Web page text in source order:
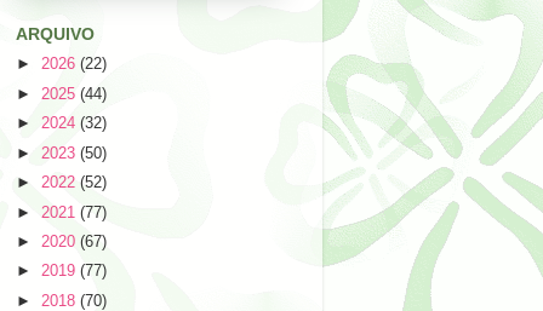
ARQUIVO
► 2026 (22)
► 2025 (44)
► 2024 (32)
► 2023 (50)
► 2022 (52)
► 2021 (77)
► 2020 (67)
► 2019 (77)
► 2018 (70)